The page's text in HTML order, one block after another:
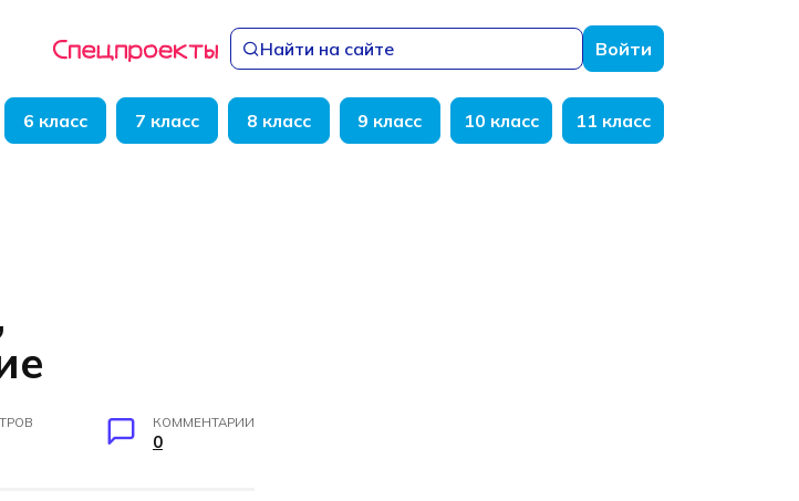
Найти на сайте Войти
6 класс 7 класс 8 класс 9 класс 10 класс 11 класс
КОММЕНТАРИИ
0